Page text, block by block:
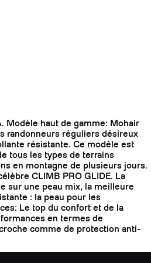
Modèle haut de gamme: Mohair
randonneurs réguliers désireux
résistante. Ce modèle est
tous les types de terrains
en montagne de plusieurs jours.
CLIMB PRO GLIDE. La
sur une peau mix, la meilleure
: la peau pour les
Le top du confort et de la
en termes de
comme de protection anti-